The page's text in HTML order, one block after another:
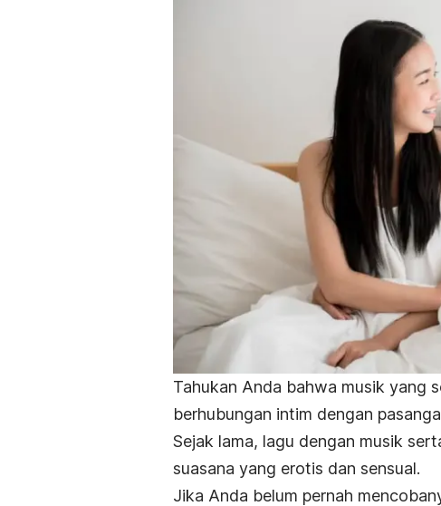
Tahukan Anda bahwa musik yang
berhubungan intim dengan
Sejak lama, lagu dengan musik
suasana yang erotis dan sensual.
Jika Anda belum pernah